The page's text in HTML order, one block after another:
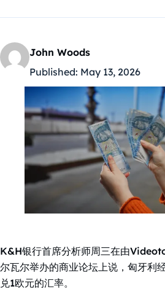
John Woods
Published: May 13, 2026
K&H银行首席分析师周三在由
尔瓦尔举办的商业论坛上说，匈牙利
兑1欧元的汇率。